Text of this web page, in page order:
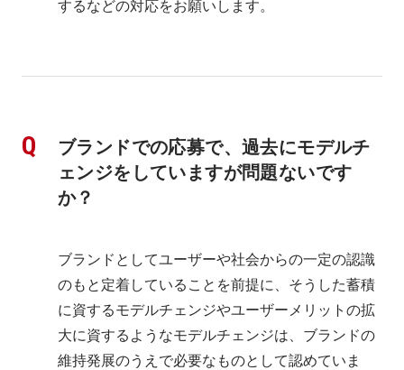
するなどの対応をお願いします。
ブランドでの応募で、過去にモデルチ
ェンジをしていますが問題ないです
か？
ブランドとしてユーザーや社会からの一定の認識
のもと定着していることを前提に、そうした蓄積
に資するモデルチェンジやユーザーメリットの拡
大に資するようなモデルチェンジは、ブランドの
維持発展のうえで必要なものとして認めていま